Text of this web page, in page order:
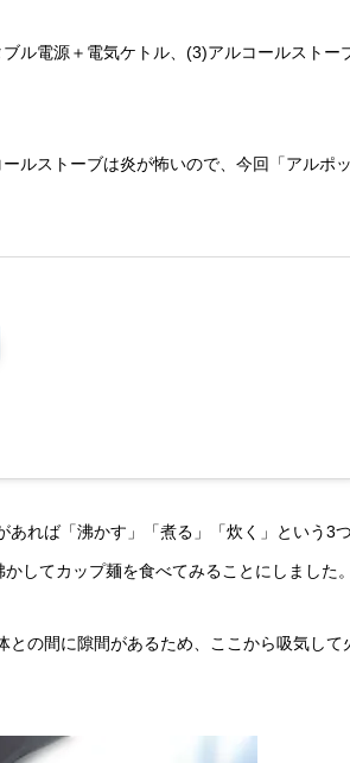
ル電源＋電気ケトル、(3)アルコールストー
ルストーブは炎が怖いので、今回「アルポ
あれば「沸かす」「煮る」「炊く」という3
してカップ麺を食べてみることにしました
との間に隙間があるため、ここから吸気して